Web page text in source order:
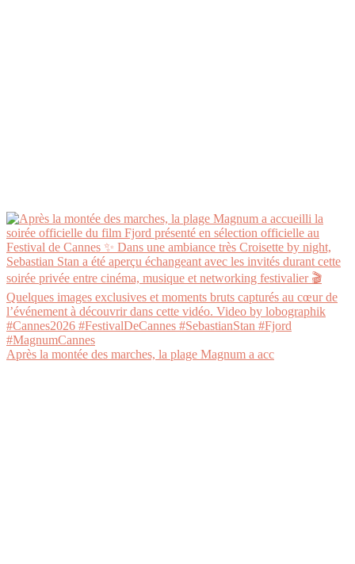
Après la montée des marches, la plage Magnum a acc